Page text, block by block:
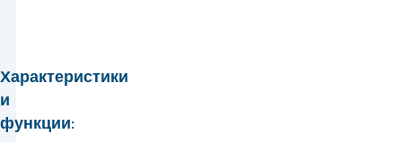
Характеристики
и
функции: